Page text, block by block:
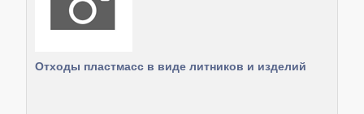
Отходы пластмасс в виде литников и изделий